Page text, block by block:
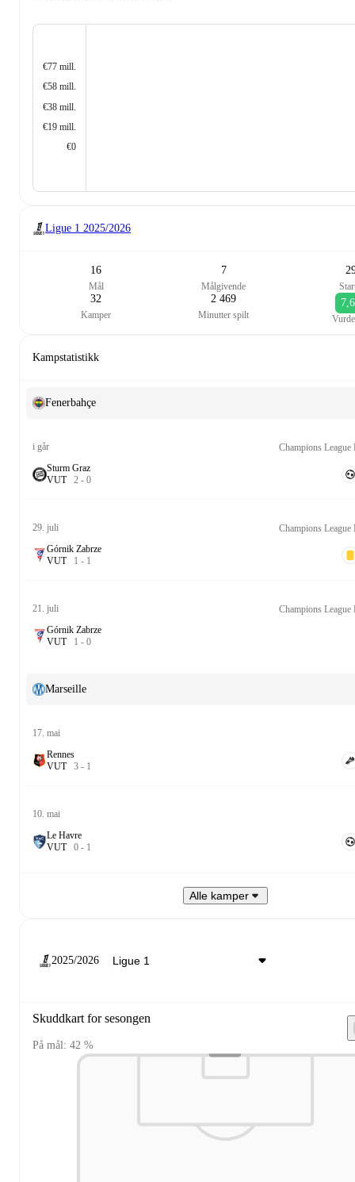
€77 mill.
€58 mill.
€38 mill.
€19 mill.
€0
Ligue 1 2025/2026
16
Mål
7
Målgivende
32
Kamper
2 469
Minutter spilt
Kampstatistikk
Fenerbahçe
i går
Champions
Sturm Graz
VUT 2 - 0
29. juli
Champions
Górnik Zabrze
VUT 1 - 1
21. juli
Champions
Górnik Zabrze
VUT 1 - 0
Marseille
17. mai
Rennes
VUT 3 - 1
10. mai
Le Havre
VUT 0 - 1
Alle kamper
2025/2026
Skuddkart for sesongen
På mål: 42 %